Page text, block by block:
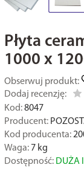
Płyta
1000 x
Obserwuj produkt:
Dodaj recenzję:
Kod: 8047
Producent:
Kod producenta:
Waga: 7kg
Dostępność: DUŻA